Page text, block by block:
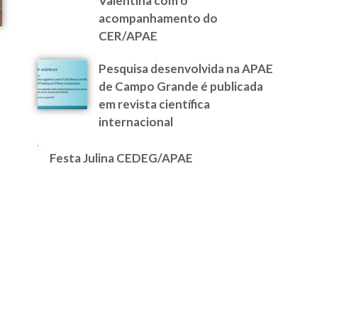
acompanhamento do
CER/APAE
Pesquisa desenvolvida na APAE
de Campo Grande é publicada
em revista científica
internacional
Festa Julina CEDEG/APAE